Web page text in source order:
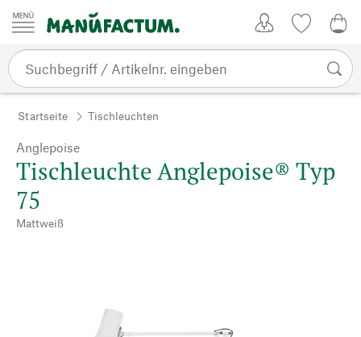
Zum Inhalt springen
Startseite Tischleuchten
Anglepoise
Tischleuchte Anglepoise® Typ
75
Mattweiß